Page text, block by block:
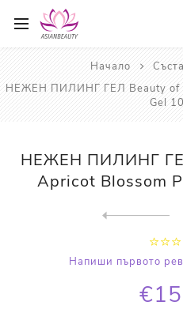
Начало
НЕЖЕН ПИЛИНГ ГЕЛ Beauty of
Gel
НЕЖЕН ПИЛИНГ
Apricot Blossom
Напиши първото